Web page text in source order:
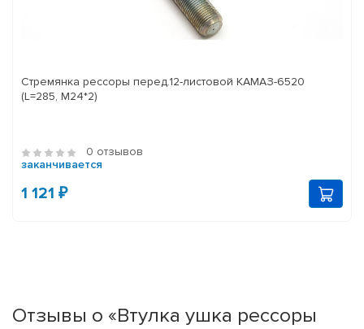
Стремянка рессоры перед.12-листовой КАМАЗ-6520
(L=285, М24*2)
0 отзывов
заканчивается
1 121 ₽
Отзывы о «Втулка ушка рессоры